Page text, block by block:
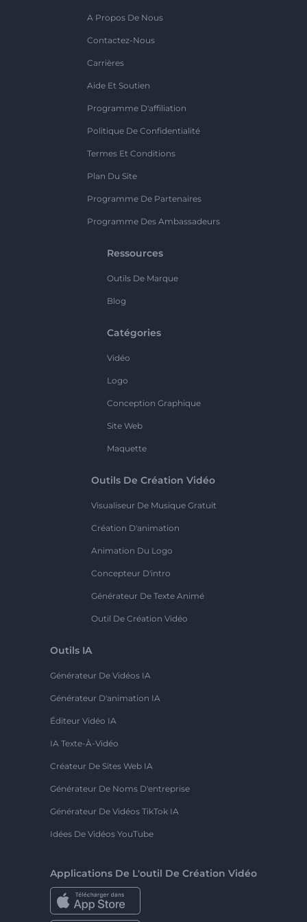
A Propos De Nous
Contactez-Nous
Carrières
Aide Et Soutien
Programme D'affiliation
Politique De Confidentialité
Termes Et Conditions
Plan Du Site
Programme De Partenaires
Programme Des Ambassadeurs
Ressources
Outils De Marque
Blog
Catégories
Vidéo
Logo
Conception Graphique
Site Web
Maquette
Outils De Création Vidéo
Visualiseur De Musique Gratuit
Création D'animation
Animation Du Logo
Concepteur D'intro
Générateur De Texte Animé
Outil De Création Vidéo
Outils IA
Générateur De Vidéos IA
Générateur D'animation IA
Éditeur Vidéo IA
IA Texte-À-Vidéo
Créateur De Sites Web IA
Générateur De Noms D'entreprise
Générateur De Vidéos TikTok IA
Idées De Vidéos YouTube
Applications De L'outil De Création Vidéo